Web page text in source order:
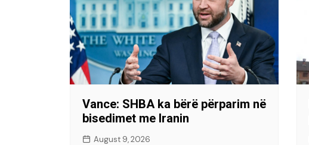
Vance: SHBA ka bërë përparim në
bisedimet me Iranin
August 9, 2026